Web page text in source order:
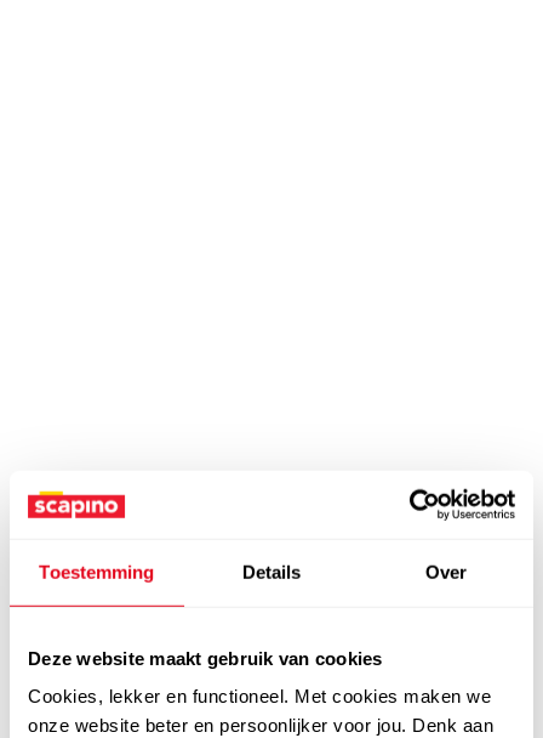
Toestemming Details Over
Deze website maakt gebruik van cookies
Cookies, lekker en functioneel. Met cookies maken we
onze website beter en persoonlijker voor jou. Denk aan